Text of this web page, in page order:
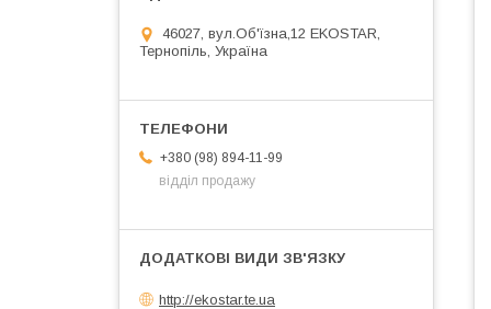
46027, вул.Об'їзна,12 EKOSTAR,
Тернопіль, Україна
+380 (98) 894-11-99
відділ продажу
http://ekostar.te.ua